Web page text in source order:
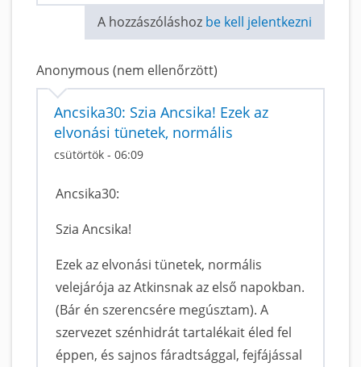
A hozzászóláshoz be kell jelentkezni
Anonymous (nem ellenőrzött)
Ancsika30: Szia Ancsika! Ezek az
elvonási tünetek, normális
csütörtök - 06:09
Ancsika30:
Szia Ancsika!
Ezek az elvonási tünetek, normális
velejárója az Atkinsnak az első napokban.
(Bár én szerencsére megúsztam). A
szervezet szénhidrát tartalékait éled fel
éppen, és sajnos fáradtsággal, fejfájással